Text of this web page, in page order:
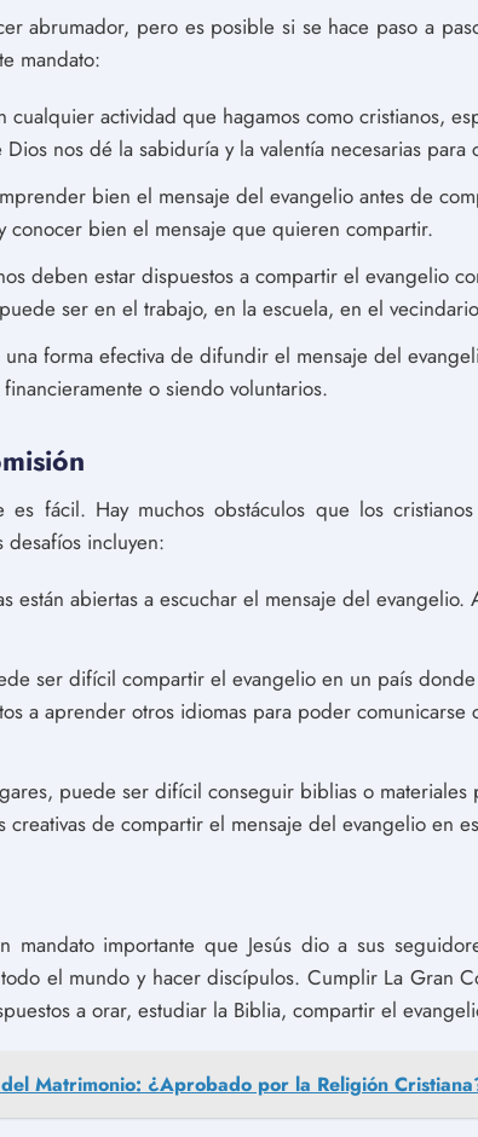
abrumador, pero es posible si se hace paso a
mandato:
actividad que hagamos como cristianos,
nos dé la sabiduría y la valentía necesarias para
bien el mensaje del evangelio antes de
conocer bien el mensaje que quieren compartir.
deben estar dispuestos a compartir el evangelio
ser en el trabajo, en la escuela, en el
una forma efectiva de difundir el mensaje del
o siendo voluntarios.
fácil. Hay muchos obstáculos que los
incluyen:
están abiertas a escuchar el mensaje del
ser difícil compartir el evangelio en un país
a aprender otros idiomas para poder comunicarse
puede ser difícil conseguir biblias o materiales
de compartir el mensaje del evangelio en
mandato importante que Jesús dio a sus
el mundo y hacer discípulos. Cumplir La Gran
a orar, estudiar la Biblia, compartir el
Matrimonio: ¿Aprobado por la Religión